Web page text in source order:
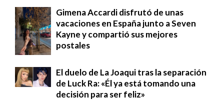
Gimena Accardi disfrutó de unas
vacaciones en España junto a Seven
Kayne y compartió sus mejores
postales
El duelo de La Joaqui tras la separación
de Luck Ra: «Él ya está tomando una
decisión para ser feliz»